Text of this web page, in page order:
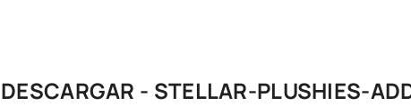
DESCARGAR - STELLAR-PLUSHIES-